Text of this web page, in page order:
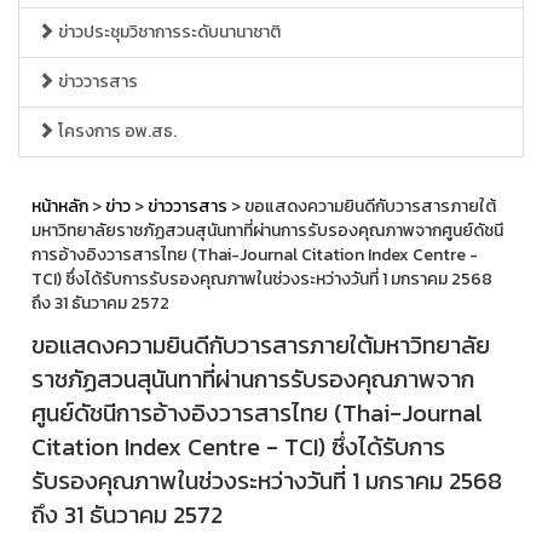
ข่าวประชุมวิชาการระดับนานาชาติ
ข่าววารสาร
โครงการ อพ.สธ.
หน้าหลัก>ข่าว>ข่าววารสาร > ขอแสดงความยินดีกับวารสารภายใต้
มหาวิทยาลัยราชภัฏสวนสุนันทาที่ผ่านการรับรองคุณภาพจากศูนย์ดัชนี
การอ้างอิงวารสารไทย (Thai-Journal Citation Index Centre -
TCI) ซึ่งได้รับการรับรองคุณภาพในช่วงระหว่างวันที่ 1 มกราคม 2568
ถึง 31 ธันวาคม 2572
ขอแสดงความยินดีกับวารสารภายใต้มหาวิทยาลัย
ราชภัฏสวนสุนันทาที่ผ่านการรับรองคุณภาพจาก
ศูนย์ดัชนีการอ้างอิงวารสารไทย (Thai-Journal
Citation Index Centre - TCI) ซึ่งได้รับการ
รับรองคุณภาพในช่วงระหว่างวันที่ 1 มกราคม 2568
ถึง 31 ธันวาคม 2572